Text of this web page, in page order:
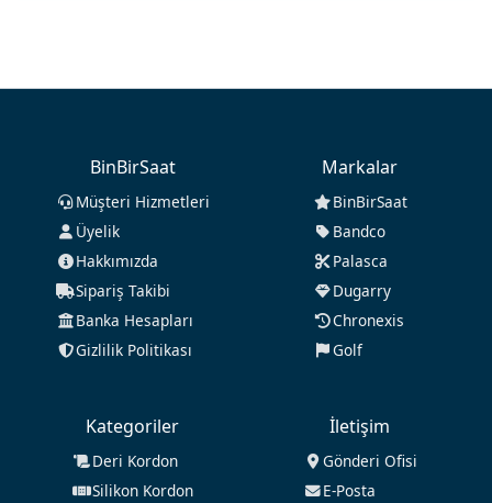
BinBirSaat
Müşteri Hizmetleri
Üyelik
Hakkımızda
Sipariş Takibi
Banka Hesapları
Gizlilik Politikası
Markalar
BinBirSaat
Bandco
Palasca
Dugarry
Chronexis
Golf
Kategoriler
Deri Kordon
Silikon Kordon
İletişim
Gönderi Ofisi
E-Posta